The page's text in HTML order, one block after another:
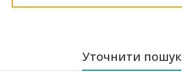
Уточнити пошук